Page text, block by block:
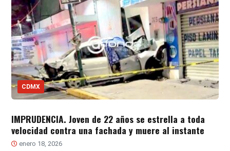
CDMX
IMPRUDENCIA. Joven de 22 años se estrella a toda
velocidad contra una fachada y muere al instante
enero 18, 2026